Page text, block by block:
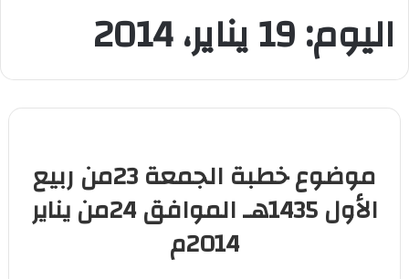
اليوم:19 يناير، 2014
موضوع خطبة الجمعة 23من ربيع
الأول 1435هـ الموافق 24من يناير
2014م